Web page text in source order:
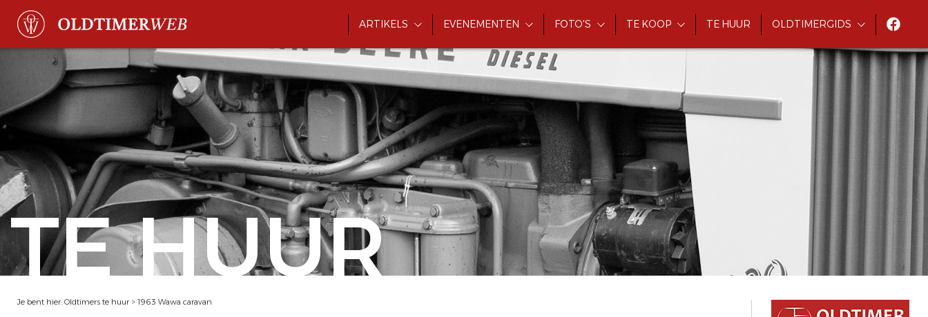
ARTIKELS EVENEMENTEN FOTO'S TE KOOP TE HUUR OLDTIMERGIDS
TE HUUR
Je bent hier: Oldtimers te huur > 1963 Wawa caravan